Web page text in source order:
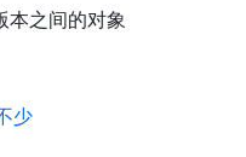
本之间的对象
少